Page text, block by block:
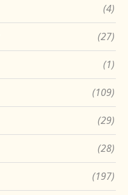
(4)
(27)
(1)
(109)
(29)
(28)
(197)